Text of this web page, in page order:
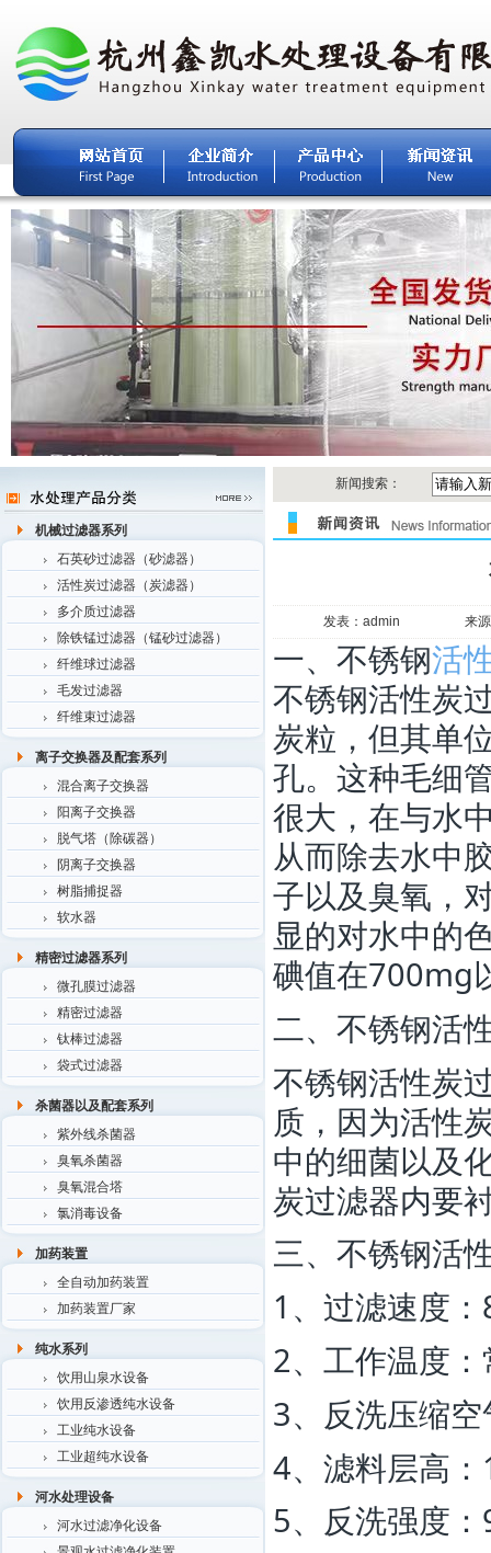
机械过滤器系列
石英砂过滤器（砂滤器）
活性炭过滤器（炭滤器）
多介质过滤器
除铁锰过滤器（锰砂过滤器）
纤维球过滤器
毛发过滤器
纤维束过滤器
离子交换器及配套系列
混合离子交换器
阳离子交换器
脱气塔（除碳器）
阴离子交换器
树脂捕捉器
软水器
精密过滤器系列
微孔膜过滤器
精密过滤器
钛棒过滤器
袋式过滤器
杀菌器以及配套系列
紫外线杀菌器
臭氧杀菌器
臭氧混合塔
氯消毒设备
加药装置
全自动加药装置
加药装置厂家
纯水系列
饮用山泉水设备
饮用反渗透纯水设备
工业纯水设备
工业超纯水设备
河水处理设备
河水过滤净化设备
新闻搜索：
发表：admin 来
一、不锈钢活
不锈钢活性炭
炭粒，但其单
孔。这种毛细
很大，在与水
从而除去水中
子以及臭氧，
显的对水中的
碘值在700mg
二、不锈钢活
不锈钢活性炭
质，因为活性
中的细菌以及
炭过滤器内要
三、不锈钢活
1、过滤速度：
2、工作温度
3、反洗压缩
4、滤料层高
5、反洗强度：